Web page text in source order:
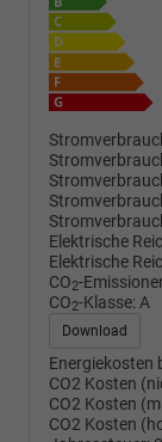
Elektrische
Elektrische
CO2-
CO2-Klasse:A
Download
Energiekosten
CO2 Kosten
CO2 Kosten
CO2 Kosten